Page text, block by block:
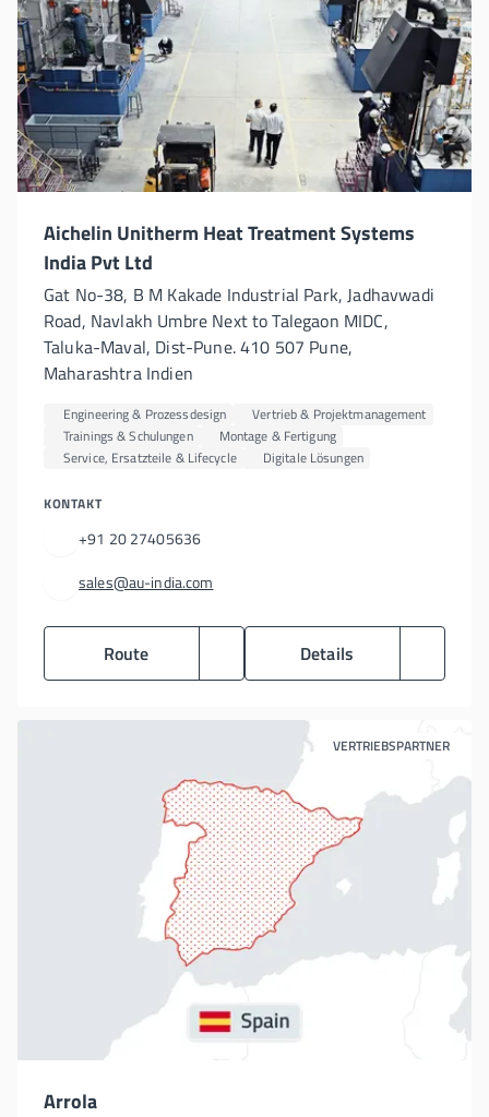
Aichelin Unitherm Heat Treatment Systems
India Pvt Ltd
Gat No-38, B M Kakade Industrial Park, Jadhavwadi
Road, Navlakh Umbre Next to Talegaon MIDC,
Taluka-Maval, Dist-Pune. 410 507 Pune,
Maharashtra Indien
Engineering & Prozessdesign
Vertrieb & Projektmanagement
Trainings & Schulungen
Montage & Fertigung
Service, Ersatzteile & Lifecycle
Digitale Lösungen
KONTAKT
+91 20 27405636
sales@au-india.com
Route Details
VERTRIEBSPARTNER
Arrola